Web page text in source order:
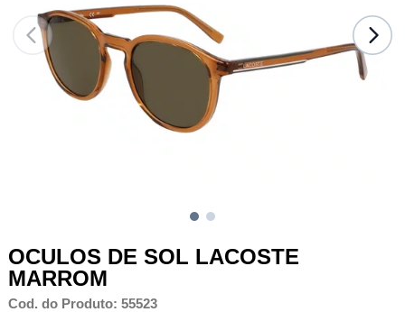
OCULOS DE SOL LACOSTE
MARROM
Cod. do Produto: 55523